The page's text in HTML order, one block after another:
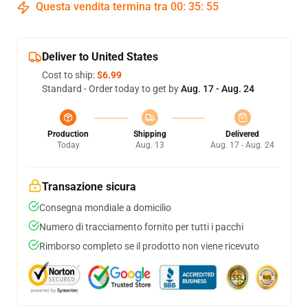
Questa vendita termina tra 00: 35: 54
Deliver to United States
Cost to ship:$6.99
Standard - Order today to get byAug. 17 - Aug. 24
Production
Today
Shipping
Aug. 13
Delivered
Aug. 17 - Aug. 24
Transazione sicura
Consegna mondiale a domicilio
Numero di tracciamento fornito per tutti i pacchi
Rimborso completo se il prodotto non viene ricevuto